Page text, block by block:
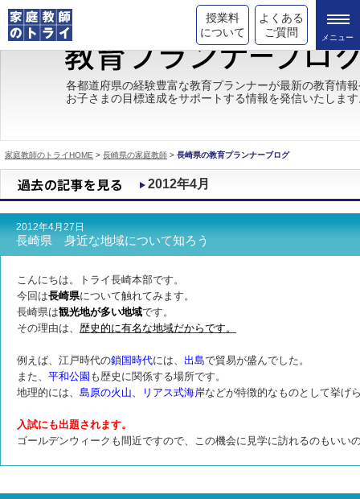
授業料
について
よくある
ご質問
トライの教育理念
成績が上がる理由
都道府県別情報
合格体験談
キャンペーン情報
各都道府県の経験豊富な教育プランナーが最新の教育情
お子さまの目標達成をサポートする情報を発信いたしま
家庭教師のトライHOME > 長崎県の家庭教師 > 長崎県の教育プランナーブログ
2012年4月
2012年4月27日
長崎県 身近な地域について知ろう
こんにちは。トライ長崎本部です。
今回は長崎県について触れてみます。
長崎県は観光地が多い地域です。
その理由は、 歴史的に有名な地域だからです。
例えば、江戸時代の鎖国時代には、 出島で貿易が盛んでした。
また、 平和公園 も歴史に関係する場所です。
地理的には、 島原の火山、リアス式海岸などが特徴的なものとして挙げ
入試にも出題されます。
ゴールデンウィークも間近ですので、この機会に見学に訪れるのもいい